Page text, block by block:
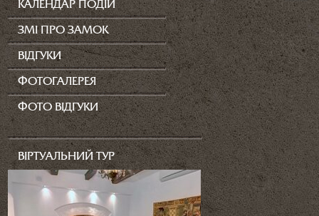
КАЛЕНДАР ПОДІЙ
ЗМІ ПРО ЗАМОК
ВІДГУКИ
ФОТОГАЛЕРЕЯ
ФОТО ВІДГУКИ
ВІРТУАЛЬНИЙ ТУР